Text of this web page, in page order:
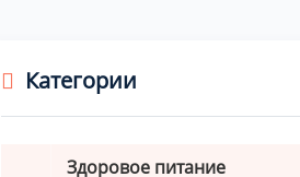
Категории
Здоровое питание